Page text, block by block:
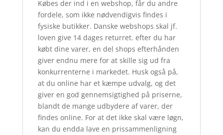
Købes der ind i en webshop, får du andre
fordele, som ikke nødvendigvis findes i
fysiske butikker. Danske webshops skal jf.
loven give 14 dages returret. efter du har
købt dine varer, en del shops efterhånden
giver endnu mere for at skille sig ud fra
konkurrenterne i markedet. Husk også på,
at du online har et kæmpe udvalg, og det
giver en god gennemsigtighed på priserne,
blandt de mange udbydere af varer, der
findes online. For at det ikke skal være løgn,
kan du endda lave en prissammenligning